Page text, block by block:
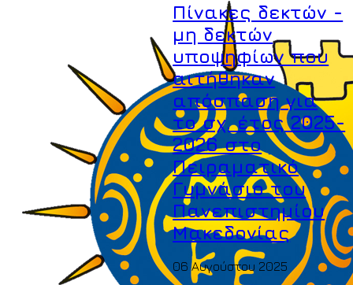
Πίνακες δεκτών -
μη δεκτών
υποψηφίων που
αιτήθηκαν
απόσπαση για
το σχ. έτος 2025-
2026 στο
Πειραματικό
Γυμνάσιο του
Πανεπιστημίου
Μακεδονίας
06 Αυγούστου 2025